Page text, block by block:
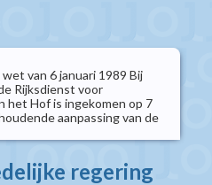
van 6 januari 1989 Bij
Rijksdienst voor
het Hof is ingekomen op 7
aanpassing van de
regering